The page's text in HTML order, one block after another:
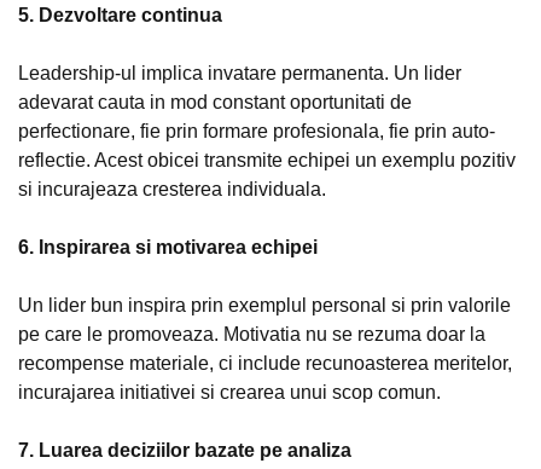
5. Dezvoltare continua
Leadership-ul implica invatare permanenta. Un lider
adevarat cauta in mod constant oportunitati de
perfectionare, fie prin formare profesionala, fie prin auto-
reflectie. Acest obicei transmite echipei un exemplu pozitiv
si incurajeaza cresterea individuala.
6. Inspirarea si motivarea echipei
Un lider bun inspira prin exemplul personal si prin valorile
pe care le promoveaza. Motivatia nu se rezuma doar la
recompense materiale, ci include recunoasterea meritelor,
incurajarea initiativei si crearea unui scop comun.
7. Luarea deciziilor bazate pe analiza